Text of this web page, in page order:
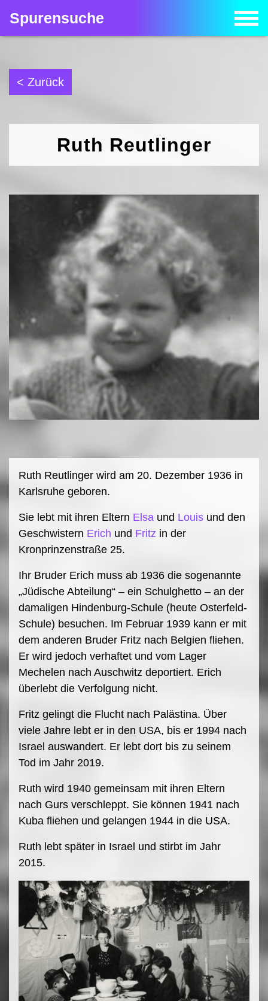
Spurensuche
< Zurück
Ruth Reutlinger
Ruth Reutlinger wird am 20. Dezember 1936 in
Karlsruhe geboren.
Sie lebt mit ihren Eltern Elsa und Louis und den
Geschwistern Erich und Fritz in der
Kronprinzenstraße 25.
Ihr Bruder Erich muss ab 1936 die sogenannte
„Jüdische Abteilung“ – ein Schulghetto – an der
damaligen Hindenburg-Schule (heute Osterfeld-
Schule) besuchen. Im Februar 1939 kann er mit
dem anderen Bruder Fritz nach Belgien fliehen.
Er wird jedoch verhaftet und vom Lager
Mechelen nach Auschwitz deportiert. Erich
überlebt die Verfolgung nicht.
Fritz gelingt die Flucht nach Palästina. Über
viele Jahre lebt er in den USA, bis er 1994 nach
Israel auswandert. Er lebt dort bis zu seinem
Tod im Jahr 2019.
Ruth wird 1940 gemeinsam mit ihren Eltern
nach Gurs verschleppt. Sie können 1941 nach
Kuba fliehen und gelangen 1944 in die USA.
Ruth lebt später in Israel und stirbt im Jahr
2015.